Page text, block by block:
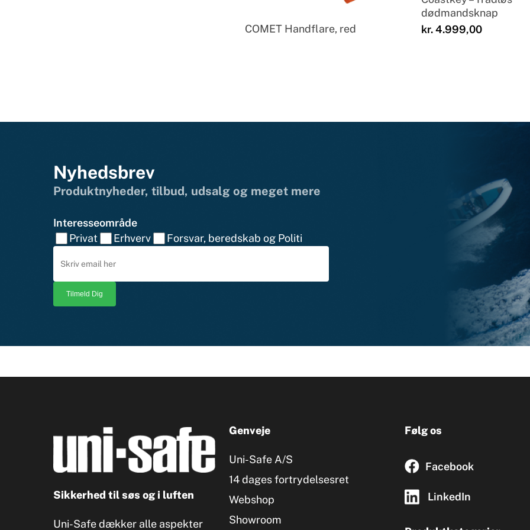
COMET Handflare, red
dødmandsknap
kr.4.999,00
Nyhedsbrev
Produktnyheder, tilbud, udsalg og meget mere
Interesseområde
Privat
Erhverv Forsvar, beredskab og Politi
Sikkerhed til søs og i luften
Uni-Safe dækker alle aspekter
Genveje
Uni-Safe A/S
14 dages fortrydelsesret
Webshop
Showroom
Følg os
Facebook
LinkedIn